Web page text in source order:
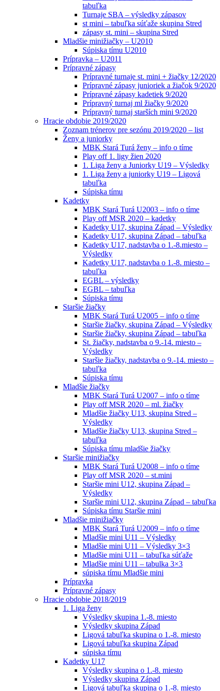
tabuľka
Turnaje SBA – výsledky zápasov
st mini – tabuľka súťaže skupina Stred
zápasy st. mini – skupina Stred
Mladšie minižiačky – U2010
Súpiska tímu U2010
Prípravka – U2011
Prípravné zápasy
Prípravné turnaje st. mini + žiačky 12/2020
Prípravné zápasy junioriek a žiačok 9/2020
Prípravné zápasy kadetiek 9/2020
Prípravný turnaj ml žiačky 9/2020
Prípravný turnaj starších mini 9/2020
Hracie obdobie 2019/2020
Zoznam trénerov pre sezónu 2019/2020 – list
Ženy a juniorky
MBK Stará Turá ženy – info o tíme
Play off 1. ligy žien 2020
1. Liga ženy a Juniorky U19 – Výsledky
1. Liga ženy a juniorky U19 – Ligová
tabuľka
Súpiska tímu
Kadetky
MBK Stará Turá U2003 – info o tíme
Play off MSR 2020 – kadetky
Kadetky U17, skupina Západ – Výsledky
Kadetky U17, skupina Západ – tabuľka
Kadetky U17, nadstavba o 1.-8.miesto –
Výsledky
Kadetky U17, nadstavba o 1.-8. miesto –
tabuľka
EGBL – výsledky
EGBL – tabuľka
Súpiska tímu
Staršie žiačky
MBK Stará Turá U2005 – info o tíme
Staršie žiačky, skupina Západ – Výsledky
Staršie žiačky, skupina Západ – tabuľka
St. žiačky, nadstavba o 9.-14. miesto –
Výsledky
Staršie žiačky, nadstavba o 9.-14. miesto –
tabuľka
Súpiska tímu
Mladšie žiačky
MBK Stará Turá U2007 – info o tíme
Play off MSR 2020 – ml. žiačky
Mladšie žiačky U13, skupina Stred –
Výsledky
Mladšie žiačky U13, skupina Stred –
tabuľka
Súpiska tímu mladšie žiačky
Staršie minižiačky
MBK Stará Turá U2008 – info o tíme
Play off MSR 2020 – st.mini
Staršie mini U12, skupina Západ –
Výsledky
Staršie mini U12, skupina Západ – tabuľka
Súpiska tímu Staršie mini
Mladšie minižiačky
MBK Stará Turá U2009 – info o tíme
Mladšie mini U11 – Výsledky
Mladšie mini U11 – Výsledky 3×3
Mladšie mini U11 – tabuľka súťaže
Mladšie mini U11 – tabulka 3×3
súpiska tímu Mladšie mini
Prípravka
Prípravné zápasy
Hracie obdobie 2018/2019
1. Liga ženy
Výsledky skupina 1.-8. miesto
Výsledky skupina Západ
Ligová tabuľka skupina o 1.-8. miesto
Ligová tabuľka skupina Západ
súpiska tímu
Kadetky U17
Výsledky skupina o 1.-8. miesto
Výsledky skupina Západ
Ligová tabuľka skupina o 1.-8. miesto